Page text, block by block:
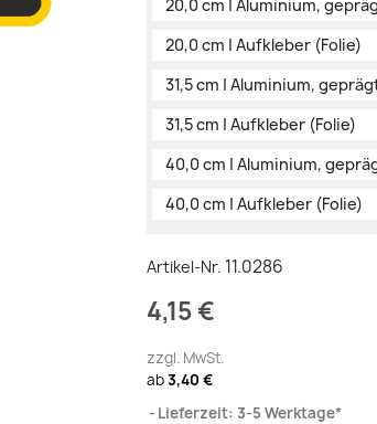
20,0 cm | Aluminium,
20,0 cm | Aufkleber (Folie)
31,5 cm | Aluminium,
31,5 cm | Aufkleber (Folie)
40,0 cm | Aluminium,
40,0 cm | Aufkleber (Folie)
Artikel-Nr. 11.0286
4,15 €
zzgl. MwSt.
ab3,40 €
Lieferzeit: 3-5 Werktage*